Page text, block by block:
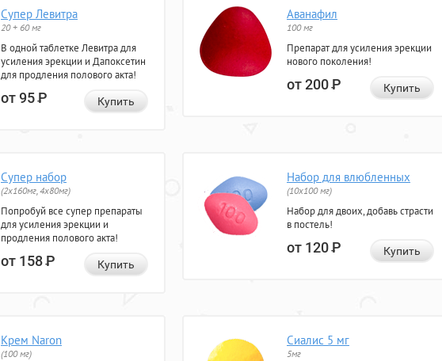
Супер Левитра
20 + 60 мг
В одной таблетке Левитра для
усиления эрекции и Дапоксетин
для продления полового акта!
от 95Р Купить
Аванафил
100 мг
Препарат для усиления эрекции
нового поколения!
от 200Р Купить
Супер набор
(2х160мг, 4х80мг)
Попробуй все супер препараты
для усиления эрекции и
продления полового акта!
от 158Р Купить
Набор для влюбленных
(10х100 мг)
Набор для двоих, добавь страсти
в постель!
от 120Р Купить
Крем Naron
(100 мг)
Сиалис 5 мг
5мг